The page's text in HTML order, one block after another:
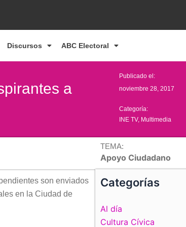
Discursos ABC Electoral
a
Publicado el:
noviembre 28, 2017
Categoría:
INE TV, Multimedia
TEMA:
Apoyo Ciudadano
son enviados
en la Ciudad de
Categorías
Al día
Cultura Cívica